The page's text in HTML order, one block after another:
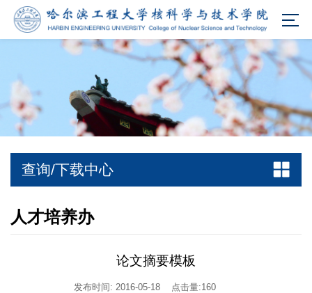
查询/下载中心
人才培养办
论文摘要模板
发布时间: 2016-05-18 点击量:160